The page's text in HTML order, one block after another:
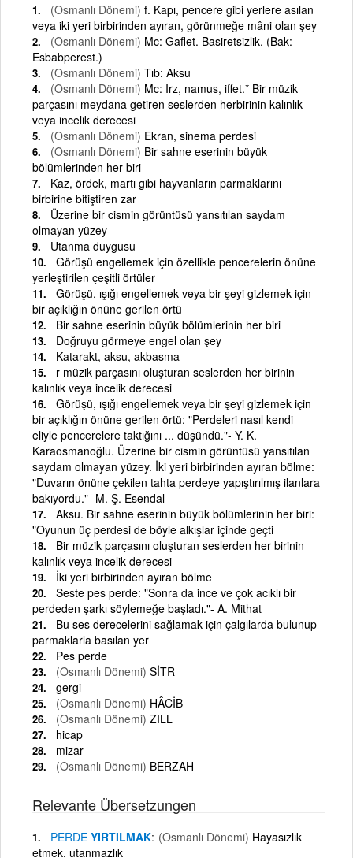
(Osmanlı Dönemi) f. Kapı, pencere gibi yerlere asılan
veya iki yeri birbirinden ayıran, görünmeğe mâni olan şey
(Osmanlı Dönemi) Mc: Gaflet. Basiretsizlik. (Bak:
Esbabperest.)
(Osmanlı Dönemi) Tıb: Aksu
(Osmanlı Dönemi) Mc: Irz, namus, iffet.* Bir müzik
parçasını meydana getiren seslerden herbirinin kalınlık
veya incelik derecesi
(Osmanlı Dönemi) Ekran, sinema perdesi
(Osmanlı Dönemi) Bir sahne eserinin büyük
bölümlerinden her biri
Kaz, ördek, martı gibi hayvanların parmaklarını
birbirine bitiştiren zar
Üzerine bir cismin görüntüsü yansıtılan saydam
olmayan yüzey
Utanma duygusu
Görüşü engellemek için özellikle pencerelerin önüne
yerleştirilen çeşitli örtüler
Görüşü, ışığı engellemek veya bir şeyi gizlemek için
bir açıklığın önüne gerilen örtü
Bir sahne eserinin büyük bölümlerinin her biri
Doğruyu görmeye engel olan şey
Katarakt, aksu, akbasma
r müzik parçasını oluşturan seslerden her birinin
kalınlık veya incelik derecesi
Görüşü, ışığı engellemek veya bir şeyi gizlemek için
bir açıklığın önüne gerilen örtü: "Perdeleri nasıl kendi
eliyle pencerelere taktığını ... düşündü."- Y. K.
Karaosmanoğlu. Üzerine bir cismin görüntüsü yansıtılan
saydam olmayan yüzey. İki yeri birbirinden ayıran bölme:
"Duvarın önüne çekilen tahta perdeye yapıştırılmış ilanlara
bakıyordu."- M. Ş. Esendal
Aksu. Bir sahne eserinin büyük bölümlerinin her biri:
"Oyunun üç perdesi de böyle alkışlar içinde geçti
Bir müzik parçasını oluşturan seslerden her birinin
kalınlık veya incelik derecesi
İki yeri birbirinden ayıran bölme
Seste pes perde: "Sonra da ince ve çok acıklı bir
perdeden şarkı söylemeğe başladı."- A. Mithat
Bu ses derecelerini sağlamak için çalgılarda bulunup
parmaklarla basılan yer
Pes perde
(Osmanlı Dönemi) SİTR
gergi
(Osmanlı Dönemi) HÂCİB
(Osmanlı Dönemi) ZILL
hicap
mizar
(Osmanlı Dönemi) BERZAH
Relevante Übersetzungen
PERDE YIRTILMAK (Osmanlı Dönemi) Hayasızlık
etmek, utanmazlık